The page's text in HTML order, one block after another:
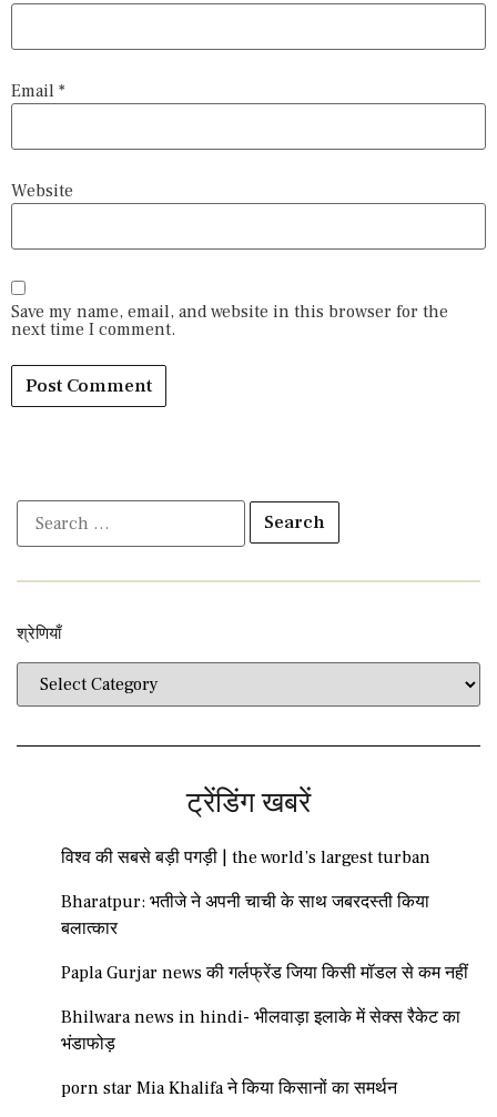
Email *
Website
Save my name, email, and website in this browser for the
next time I comment.
श्रेणियाँ​​
ट्रेंडिंग खबरें
विश्व की सबसे बड़ी पगड़ी | the world’s largest turban
Bharatpur: भतीजे ने अपनी चाची के साथ जबरदस्ती किया
बलात्कार
Papla Gurjar news की गर्लफ्रेंड जिया किसी मॉडल से कम नहीं
Bhilwara news in hindi- भीलवाड़ा इलाके में सेक्स रैकेट का
भंडाफोड़
porn star Mia Khalifa ने किया किसानों का समर्थन